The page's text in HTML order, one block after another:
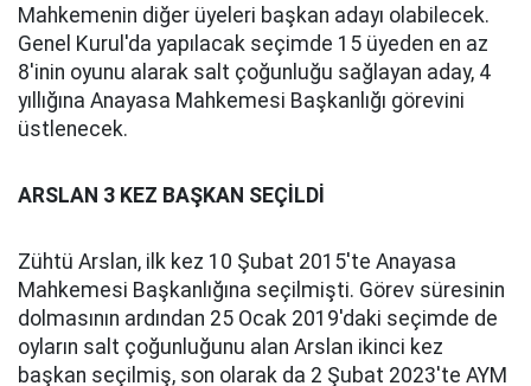
Mahkemenin diğer üyeleri başkan adayı olabilecek.
Genel Kurul'da yapılacak seçimde 15 üyeden en az
8'inin oyunu alarak salt çoğunluğu sağlayan aday, 4
yıllığına Anayasa Mahkemesi Başkanlığı görevini
üstlenecek.
ARSLAN 3 KEZ BAŞKAN SEÇİLDİ
Zühtü Arslan, ilk kez 10 Şubat 2015'te Anayasa
Mahkemesi Başkanlığına seçilmişti. Görev süresinin
dolmasının ardından 25 Ocak 2019'daki seçimde de
oyların salt çoğunluğunu alan Arslan ikinci kez
başkan seçilmiş, son olarak da 2 Şubat 2023'te AYM